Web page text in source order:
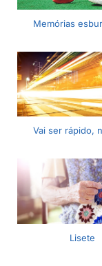
Memórias
Vai ser rápido,
Lisete